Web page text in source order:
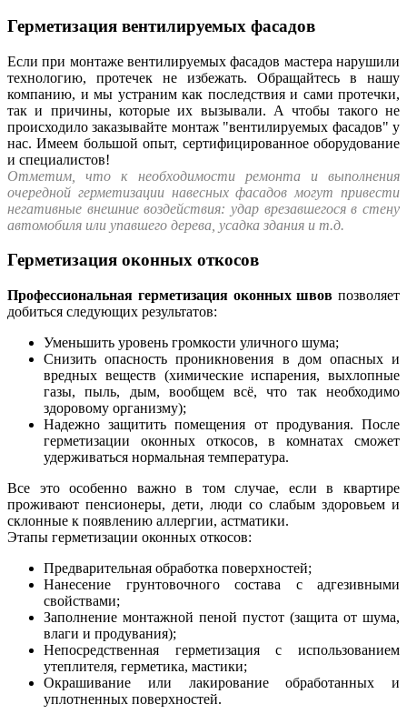
Герметизация вентилируемых фасадов
Если при монтаже вентилируемых фасадов мастера нарушили
технологию, протечек не избежать. Обращайтесь в нашу
компанию, и мы устраним как последствия и сами протечки,
так и причины, которые их вызывали. А чтобы такого не
происходило заказывайте монтаж "вентилируемых фасадов" у
нас. Имеем большой опыт, сертифицированное оборудование
и специалистов!
Отметим , что к необходимости ремонта и выполнения
очередной герметизации навесных фасадов могут привести
негативные внешние воздействия: удар врезавшегося в стену
автомобиля или упавшего дерева, усадка здания и т.д.
Герметизация оконных откосов
Профессиональная герметизация оконных швов позволяет
добиться следующих результатов:
Уменьшить уровень громкости уличного шума;
Снизить опасность проникновения в дом опасных и
вредных веществ (химические испарения, выхлопные
газы, пыль, дым, вообщем всё, что так необходимо
здоровому организму);
Надежно защитить помещения от продувания. После
герметизации оконных откосов, в комнатах сможет
удерживаться нормальная температура.
Все этоособенно важнов том случае, если в квартире
проживают пенсионеры, дети, люди со слабым здоровьем и
склонные к появлению аллергии, астматики.
Этапы герметизации оконных откосов:
Предварительная обработка поверхностей;
Нанесение грунтовочного состава с адгезивными
свойствами;
Заполнение монтажной пеной пустот (защита от шума,
влаги и продувания);
Непосредственная герметизация с использованием
утеплителя, герметика, мастики;
Окрашивание или лакирование обработанных и
уплотненных поверхностей.